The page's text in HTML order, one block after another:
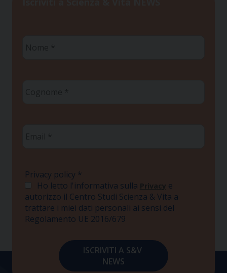
Privacy policy *
Ho letto l'informativa sulla Privacy e
autorizzo il Centro Studi Scienza & Vita a
trattare i miei dati personali ai sensi del
Regolamento UE 2016/679